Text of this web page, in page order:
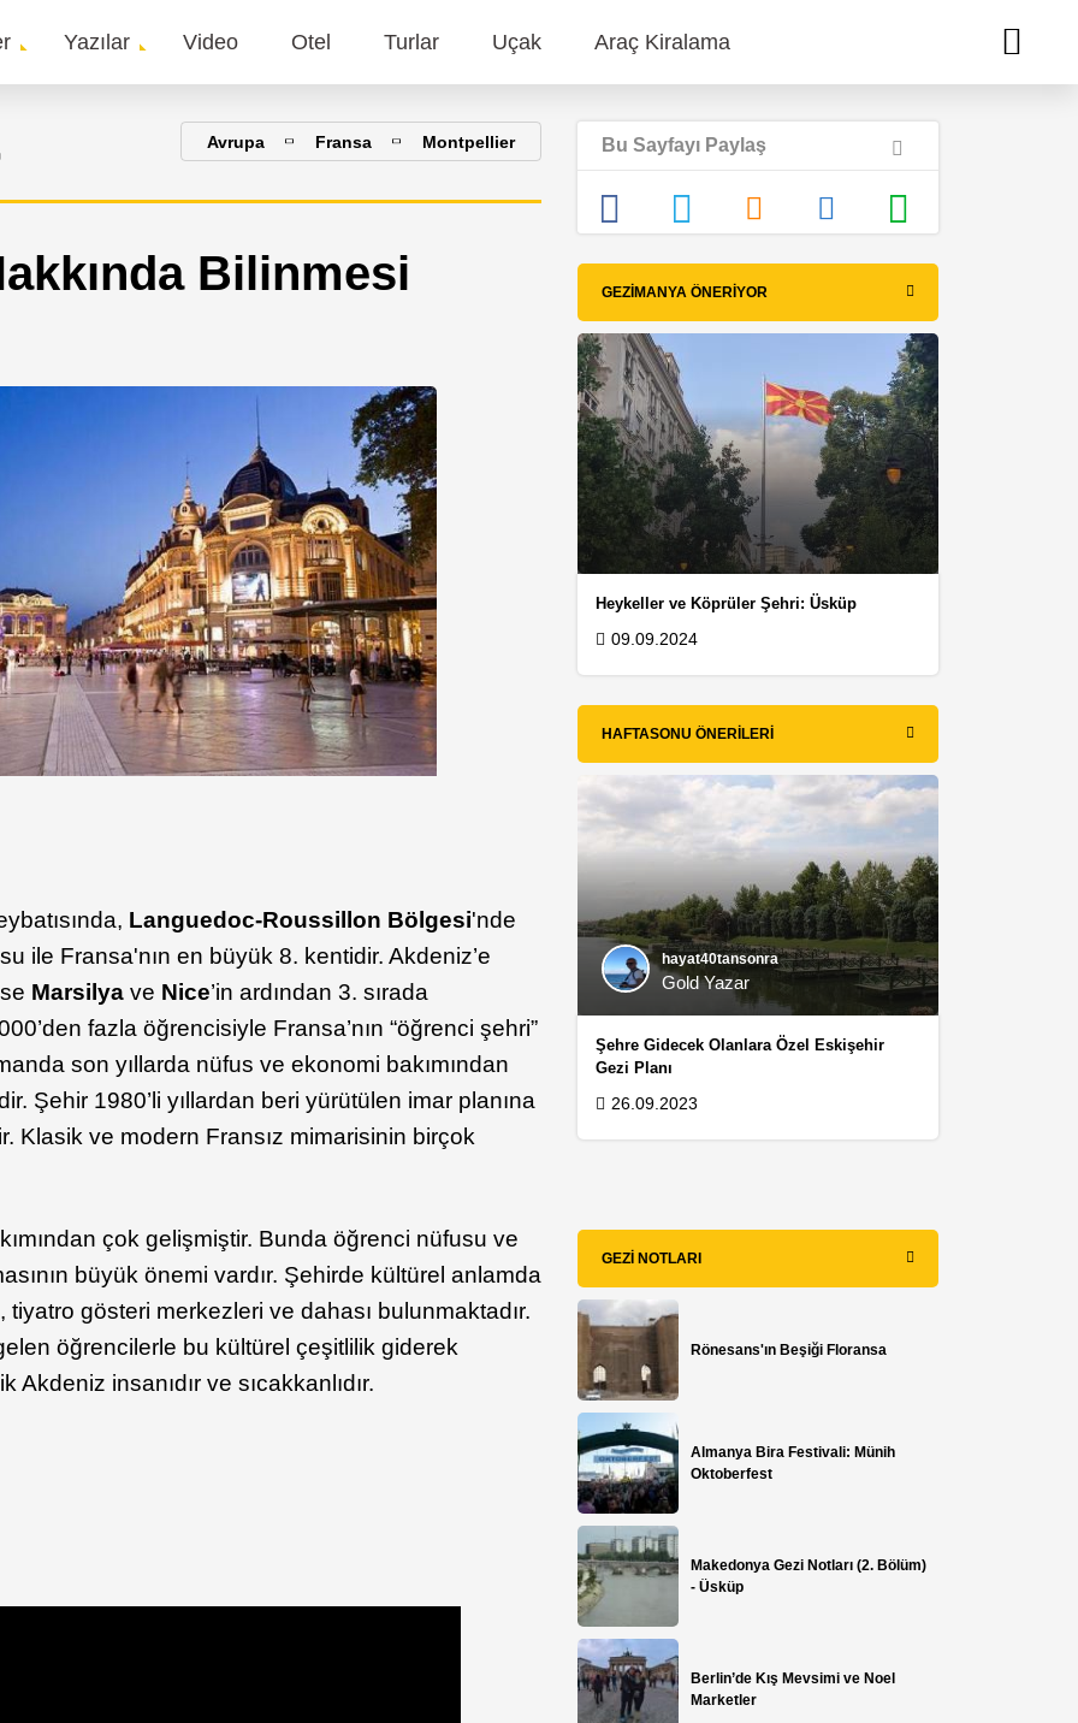
Yazılar Video Otel Turlar Uçak Araç Kiralama
Avrupa Fransa Montpellier
Bilinmesi
Languedoc-Roussillon Bölgesi'nde
ile Fransa'nın en büyük 8. kentidir. Akdeniz’e
Marsilyave Nice’in ardından 3. sırada
fazla öğrencisiyle Fransa’nın “öğrenci şehri”
son yıllarda nüfus ve ekonomi bakımından
Şehir 1980’li yıllardan beri yürütülen imar planına
Klasik ve modern Fransız mimarisinin birçok
çok gelişmiştir. Bunda öğrenci nüfusu ve
büyük önemi vardır. Şehirde kültürel anlamda
gösteri merkezleri ve dahası bulunmaktadır.
öğrencilerle bu kültürel çeşitlilik giderek
Akdeniz insanıdır ve sıcakkanlıdır.
Bu Sayfayı Paylaş
GEZIMANYA ÖNERIYOR
Heykeller ve Köprüler Şehri: Üsküp
09.09.2024
HAFTASONU ÖNERILERI
hayat40tansonra
Gold Yazar
Şehre Gidecek Olanlara Özel Eskişehir
Gezi Planı
26.09.2023
GEZI NOTLARI
Rönesans'ın Beşiği Floransa
Almanya Bira Festivali: Münih
Oktoberfest
Makedonya Gezi Notları (2. Bölüm)
- Üsküp
Berlin’de Kış Mevsimi ve Noel
Marketler